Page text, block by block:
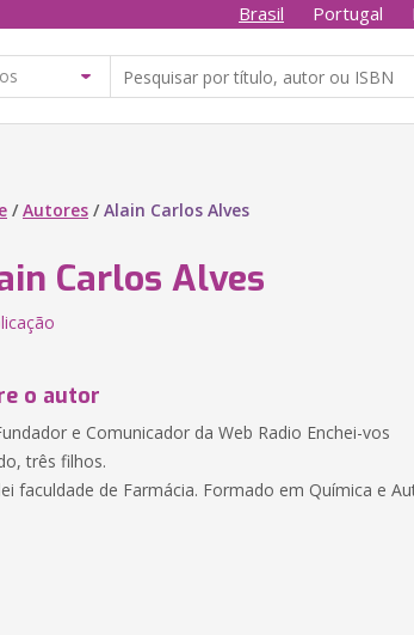
Brasil Portugal
/Autores /Alain Carlos Alves
Carlos Alves
o autor
e Comunicador da Web Radio Enchei-vos
três filhos.
faculdade de Farmácia. Formado em Química e